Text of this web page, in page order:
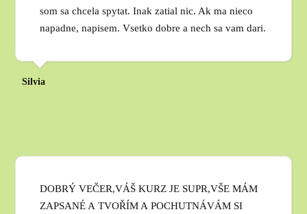
som sa chcela spytat. Inak zatial nic. Ak ma nieco
napadne, napisem. Vsetko dobre a nech sa vam dari.
Silvia
DOBRÝ VEČER,VÁŠ KURZ JE SUPR,VŠE MÁM
ZAPSANÉ A TVOŘÍM A POCHUTNÁVÁM SI